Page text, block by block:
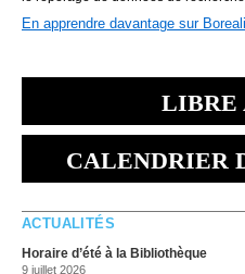
En apprendre davantage sur
LIBRE
CALENDRIER
ACTUALITÉS
Horaire d’été à la Bibliothèque
9 juillet 2026